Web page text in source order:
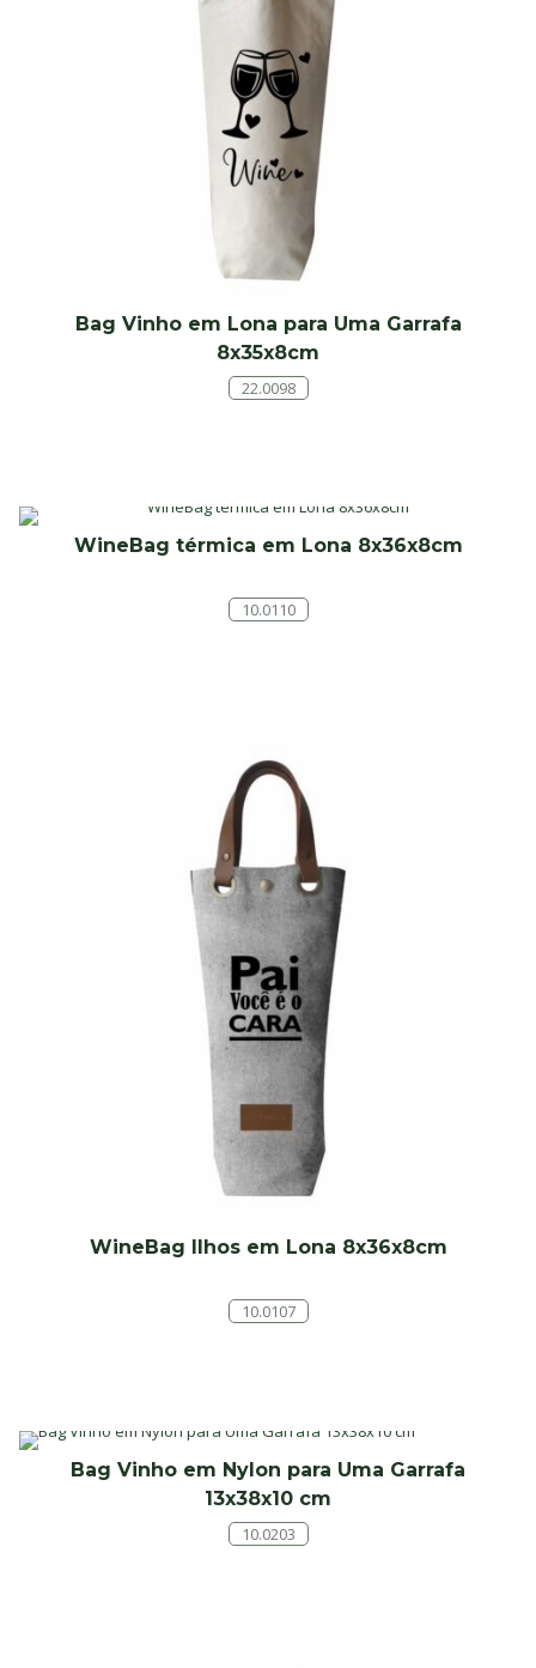
Bag Vinho em Lona para Uma Garrafa
8x35x8cm
22.0098
WineBag térmica em Lona 8x36x8cm
10.0110
WineBag Ilhos em Lona 8x36x8cm
10.0107
Bag Vinho em Nylon para Uma Garrafa
13x38x10 cm
10.0203